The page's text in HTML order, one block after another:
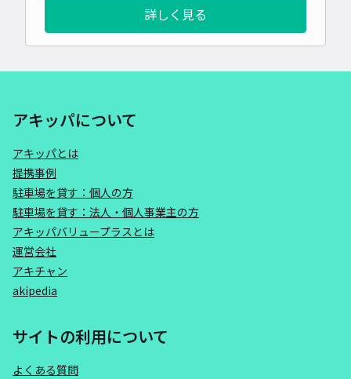
詳しく見る
アキッパについて
アキッパとは
提携事例
駐車場を貸す：個人の方
駐車場を貸す：法人・個人事業主の方
アキッパバリュープラスとは
運営会社
アキチャン
akipedia
サイトの利用について
よくある質問